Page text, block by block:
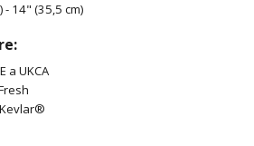
- 14" (35,5 cm)
a UKCA